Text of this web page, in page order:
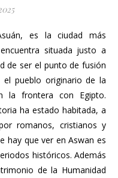
situada justo a
de ser el punto de fusión
pueblo originario de la
la frontera con Egipto.
ha estado habitada, a
romanos, cristianos y
hay que ver en Aswan es
históricos. Además
de la Humanidad